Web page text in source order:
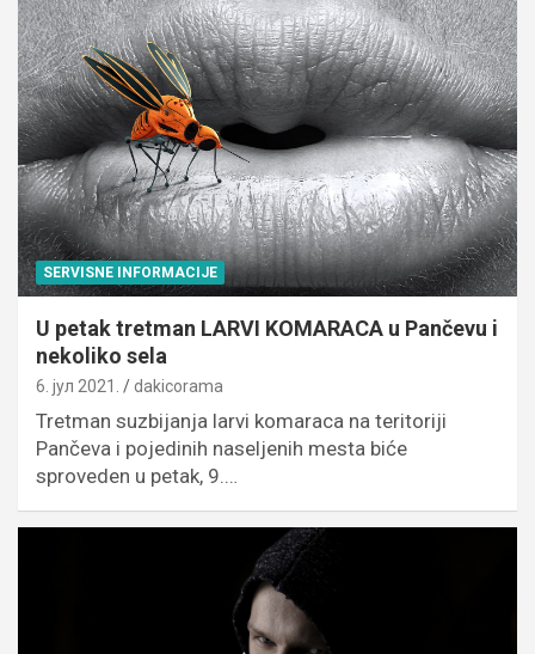
SERVISNE INFORMACIJE
U petak tretman LARVI KOMARACA u Pančevu i
nekoliko sela
6. јул 2021. dakicorama
Tretman suzbijanja larvi komaraca na teritoriji
Pančeva i pojedinih naseljenih mesta biće
sproveden u petak, 9.…